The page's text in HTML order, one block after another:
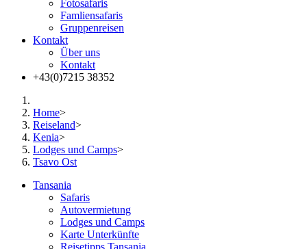
Fotosafaris
Famliensafaris
Gruppenreisen
Kontakt
Über uns
Kontakt
+43(0)7215 38352
Home>
Reiseland>
Kenia>
Lodges und Camps>
Tsavo Ost
Tansania
Safaris
Autovermietung
Lodges und Camps
Karte Unterkünfte
Reisetipps Tansania